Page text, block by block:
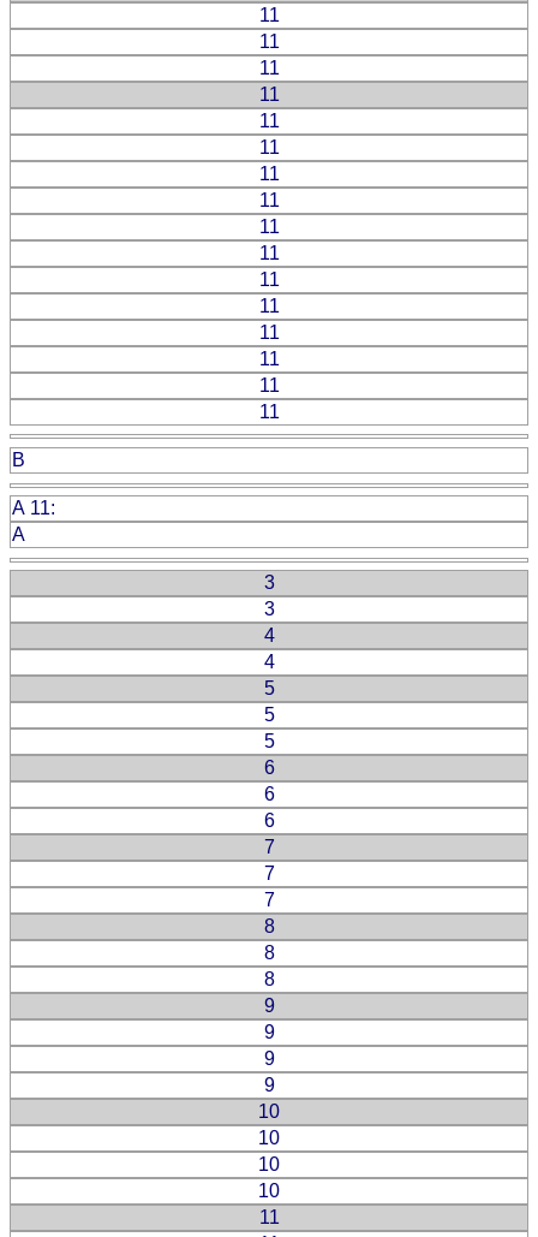
11
11
11
11
11
11
11
11
11
11
11
11
11
11
11
11
B
A 11:
A
3
3
4
4
5
5
5
6
6
6
7
7
7
8
8
8
9
9
9
9
10
10
10
10
11